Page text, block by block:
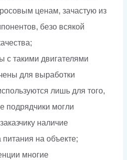
ценам, зачастую из
безо всякой
с такими двигателями
для выработки
лишь для того,
подрядчики могли
наличие
питания на объекте;
многие